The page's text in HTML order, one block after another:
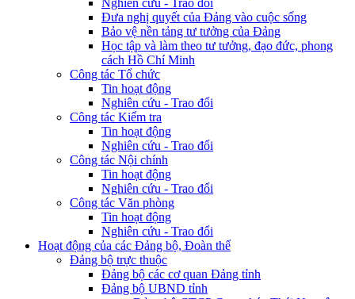
Đưa nghị quyết của Đảng vào cuộc sống
Bảo vệ nền tảng tư tưởng của Đảng
Học tập và làm theo tư tưởng, đạo đức, phong
cách Hồ Chí Minh
Công tác Tổ chức
Tin hoạt động
Nghiên cứu - Trao đổi
Công tác Kiểm tra
Tin hoạt động
Nghiên cứu - Trao đổi
Công tác Nội chính
Tin hoạt động
Nghiên cứu - Trao đổi
Công tác Văn phòng
Tin hoạt động
Nghiên cứu - Trao đổi
Hoạt động của các Đảng bộ, Đoàn thể
Đảng bộ trực thuộc
Đảng bộ các cơ quan Đảng tỉnh
Đảng bộ UBND tỉnh